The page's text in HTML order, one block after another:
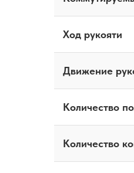
Ход рукояти
Движение
Количество
Количество